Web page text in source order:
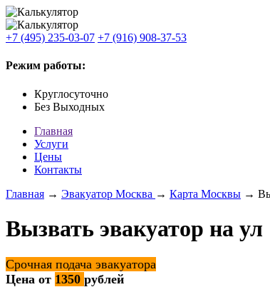
+7 (495) 235-03-07 +7 (916) 908-37-53
Режим работы:
Круглосуточно
Без Выходных
Главная
Услуги
Цены
Контакты
Главная → Эвакуатор Москва → Карта Москвы →
Вызвать эвакуатор на
Срочная подача эвакуатора
Цена от 1350 рублей